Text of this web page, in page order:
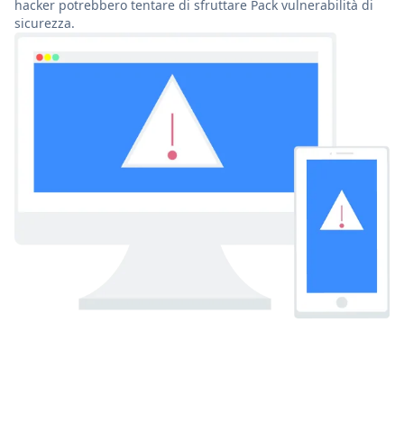
hacker potrebbero tentare di sfruttare Pack vulnerabilità di
sicurezza.